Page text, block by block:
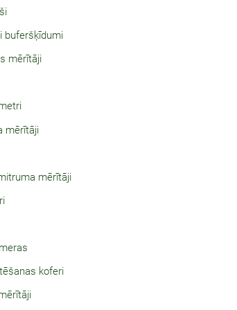
buferšķīdumi
mērītāji
mērītāji
mērītāji
koferi